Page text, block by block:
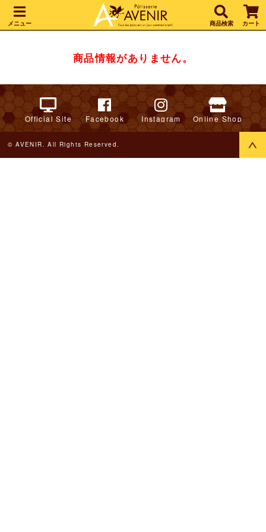
メニュー 商品検索 カート
商品情報がありません。
Official Site Facebook Instagram Online Shop
© AVENIR. All Rights Reserved.